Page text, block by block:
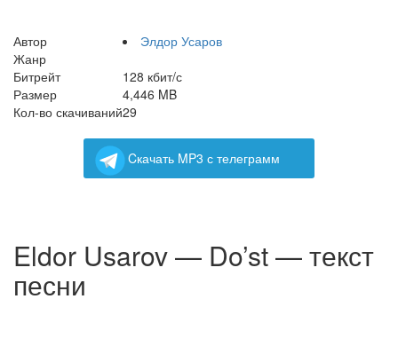
Автор
Элдор Усаров
Жанр
Битрейт
128 кбит/с
Размер
4,446 MB
Кол-во скачиваний29
Cкачать MP3 с телеграмм
Eldor Usarov — Do’st — текст
песни